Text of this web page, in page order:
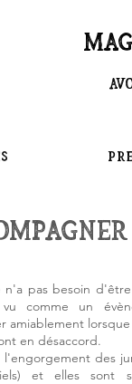
n'a pas besoin
comme un
amiablement
en désaccord.
des
et elles sont